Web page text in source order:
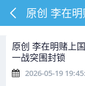
原创 李在明赌上
一战突围封锁
2026-05-19